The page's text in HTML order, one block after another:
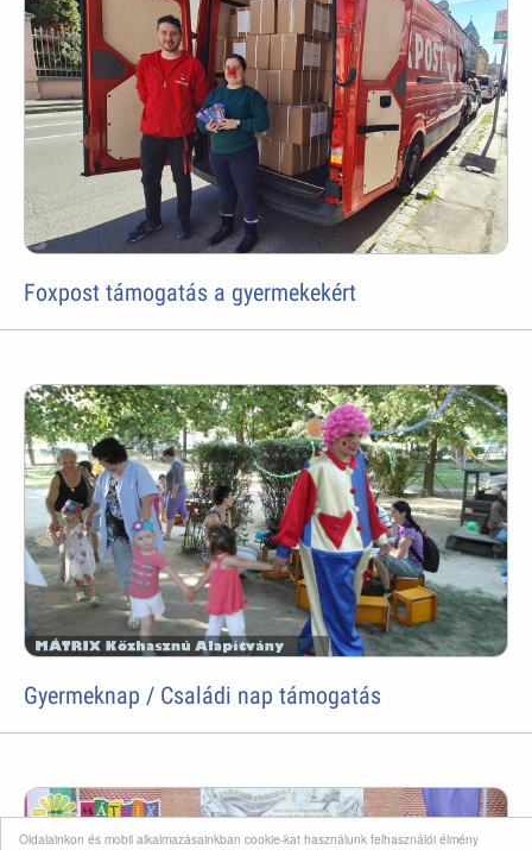
Oldalainkon és mobil alkalmazásainkban cookie-kat használunk felhasználói élmény
Foxpost támogatás a gyermekekért
Gyermeknap / Családi nap támogatás